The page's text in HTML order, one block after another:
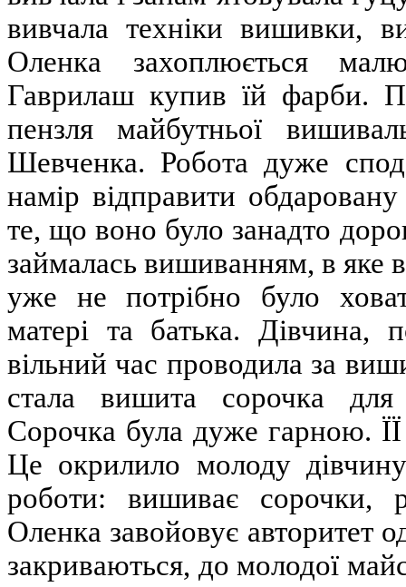
вивчала техніки вишивки,
Оленка захоплюється
Гаврилаш купив їй фарби.
пензля майбутньої
Шевченка. Робота дуже
намір відправити
те, що воно було занадто
займалась вишиванням, в яке
уже не потрібно було
матері та батька. Дівчина,
вільний час проводила за
стала вишита сорочка
Сорочка була дуже гарною. ЇЇ
Це окрилило молоду
роботи: вишиває сорочки,
Оленка завойовує авторитет
закриваються, до молодої